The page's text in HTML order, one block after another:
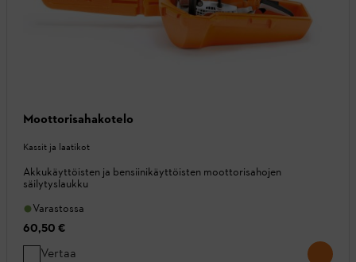
Moottorisahakotelo
Kassit ja laatikot
Akkukäyttöisten ja bensiinikäyttöisten moottorisahojen
säilytyslaukku
Varastossa
60,50 €
Vertaa